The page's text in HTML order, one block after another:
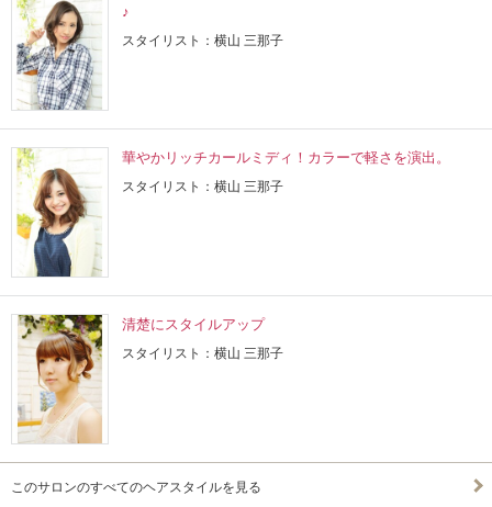
♪
スタイリスト：横山 三那子
華やかリッチカールミディ！カラーで軽さを演出。
スタイリスト：横山 三那子
清楚にスタイルアップ
スタイリスト：横山 三那子
このサロンのすべてのヘアスタイルを見る